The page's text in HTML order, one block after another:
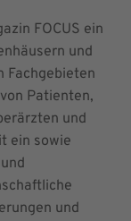
FOCUS ein
und
Fachgebieten
Patienten,
und
ein sowie
und